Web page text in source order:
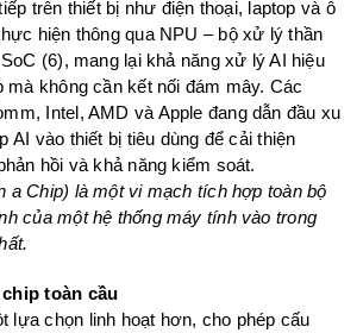
trên thiết bị như điện thoại, laptop và ô
hiện thông qua NPU – bộ xử lý thần
(6), mang lại khả năng xử lý AI hiệu
mà không cần kết nối đám mây. Các
Intel, AMD và Apple đang dẫn đầu xu
AI vào thiết bị tiêu dùng để cải thiện
hồi và khả năng kiểm soát.
a Chip) là một vi mạch tích hợp toàn bộ
của một hệ thống máy tính vào trong
toàn cầu
lựa chọn linh hoạt hơn, cho phép cấu